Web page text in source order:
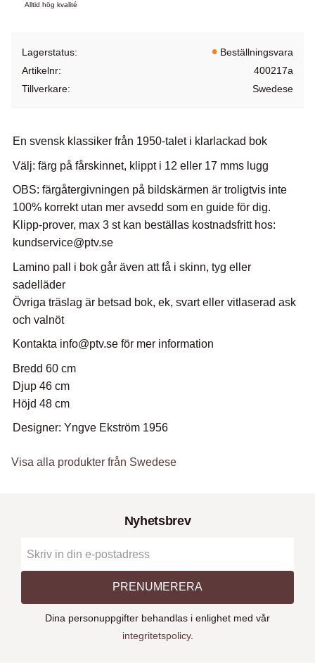
Alltid hög kvalité
Lagerstatus
Beställningsvara
Artikelnr
400217a
Tillverkare
Swedese
En svensk klassiker från 1950-talet i klarlackad bok
Välj: färg på fårskinnet, klippt i 12 eller 17 mms lugg
OBS: färgåtergivningen på bildskärmen är troligtvis inte
100% korrekt utan mer avsedd som en guide för dig.
Klipp-prover, max 3 st kan beställas kostnadsfritt hos:
kundservice@ptv.se
Lamino pall i bok går även att få i skinn, tyg eller
sadelläder
Övriga träslag är betsad bok, ek, svart eller vitlaserad ask
och valnöt
Kontakta info@ptv.se för mer information
Bredd 60 cm
Djup 46 cm
Höjd 48 cm
Designer: Yngve Ekström 1956
Visa alla produkter från Swedese
Nyhetsbrev
PRENUMERERA
Dina personuppgifter behandlas i enlighet med vår
integritetspolicy.